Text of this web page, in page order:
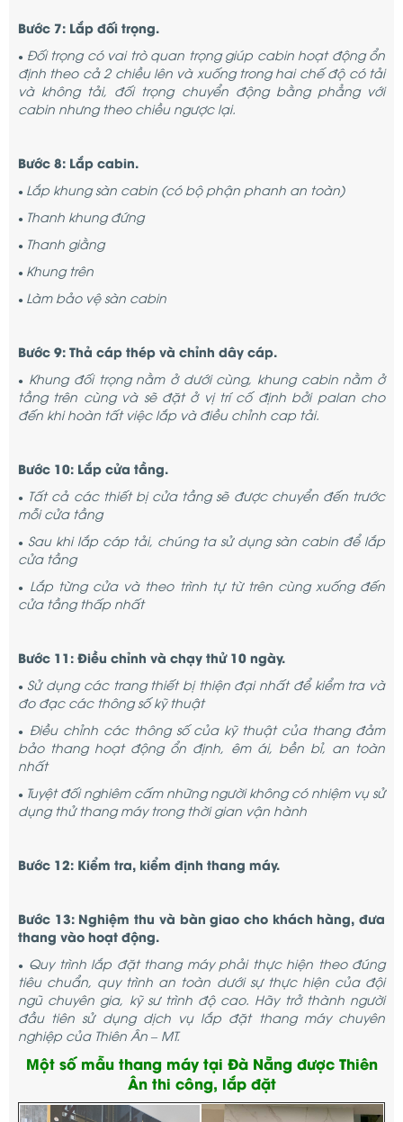
Bước 7: Lắp đối trọng.
● Đối trọng có vai trò quan trọng giúp cabin hoạt động ổn
định theo cả 2 chiều lên và xuống trong hai chế độ có tải
và không tải, đối trọng chuyển động bằng phẳng với
cabin nhưng theo chiều ngược lại.
Bước 8: Lắp cabin.
● Lắp khung sàn cabin (có bộ phận phanh an toàn)
● Thanh khung đứng
● Thanh giằng
● Khung trên
● Làm bảo vệ sàn cabin
Bước 9: Thả cáp thép và chỉnh dây cáp.
● Khung đối trọng nằm ở dưới cùng, khung cabin nằm ở
tầng trên cùng và sẽ đặt ở vị trí cố định bởi palan cho
đến khi hoàn tất việc lắp và điều chỉnh cap tải.
Bước 10: Lắp cửa tầng.
●
Tất cả các thiết bị cửa tầng sẽ được chuyển đến trước
mỗi cửa tầng
● Sau khi lắp cáp tải, chúng ta sử dụng sàn cabin để lắp
cửa tầng
● Lắp từng cửa và theo trình tự từ trên cùng xuống đến
cửa tầng thấp nhất
Bước 11: Điều chỉnh và chạy thử 10 ngày.
● Sử dụng các trang thiết bị thiện đại nhất để kiểm tra và
đo đạc các thông số kỹ thuật
● Điều chỉnh các thông số của kỹ thuật của thang đảm
bảo thang hoạt động ổn định, êm ái, bền bỉ, an toàn
nhất
● Tuyệt đối nghiêm cấm những người không có nhiệm vụ sử
dụng thử thang máy trong thời gian vận hành
Bước 12: Kiểm tra, kiểm định thang máy.
Bước 13: Nghiệm thu và bàn giao cho khách hàng, đưa
thang vào hoạt động.
● Quy trình lắp đặt thang máy phải thực hiện theo đúng
tiêu chuẩn, quy trình an toàn dưới sự thực hiện của đội
ngũ chuyên gia, kỹ sư trình độ cao. Hãy trở thành người
đầu tiên sử dụng dịch vụ lắp đặt thang máy chuyên
nghiệp của Thiên Ân – MT.
Một số mẫu thang máy tại Đà Nẵng được Thiên
Ân thi công, lắp đặt